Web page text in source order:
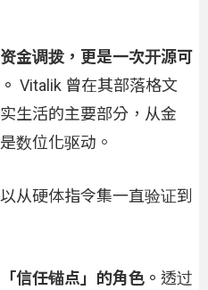
金调拨，更是一次开源可
Vitalik 曾在其部落格文
生活的主要部分，从金
数位化驱动。
从硬体指令集一直验证到
信任锚点」的角色。 透过